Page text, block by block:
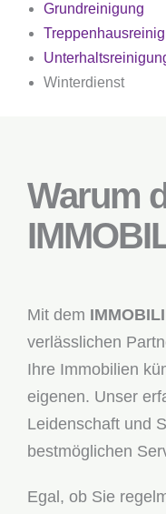
Grundreinigung
Winterdienst
Warum
Mit dem
verlässlichen
Ihre Immobilien
eigenen. Unser
Leidenschaft und
bestmöglichen
Egal, ob Sie